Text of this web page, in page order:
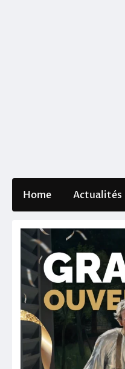
Home Actualités